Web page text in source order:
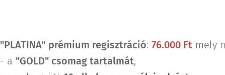
"PLATINA" prémium regisztráció: 76.000 Ftmely
- a "GOLD" csomag tartalmát,